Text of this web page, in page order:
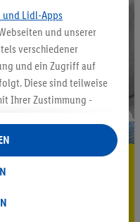
Lidl-Apps
und unserer
verschiedener
und ein Zugriff auf
Diese sind teilweise
Ihrer Zustimmung -
dem IAB TCF
Werbung
Werbung werden